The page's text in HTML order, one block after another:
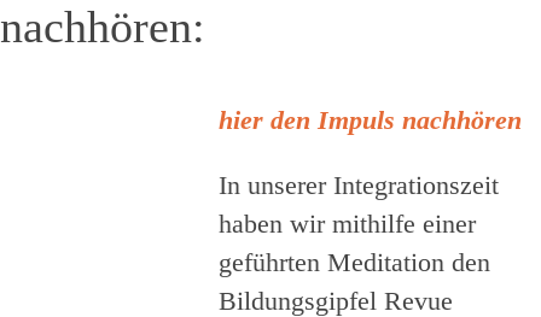
nachhören:
hier den Impuls nachhören
In unserer Integrationszeit
haben wir mithilfe einer
geführten Meditation den
Bildungsgipfel Revue